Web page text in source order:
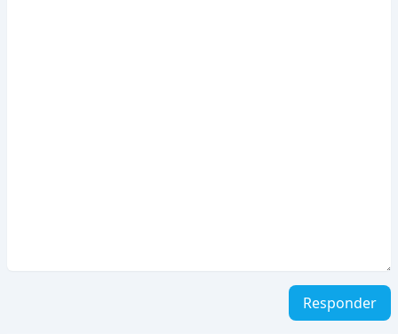
Responder